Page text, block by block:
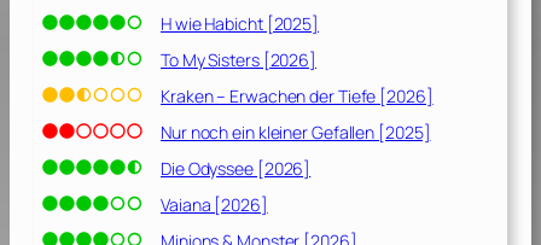
H wie Habicht [2025]
To My Sisters [2026]
Kraken – Erwachen der Tiefe [2026]
Nur noch ein kleiner Gefallen [2025]
Die Odyssee [2026]
Vaiana [2026]